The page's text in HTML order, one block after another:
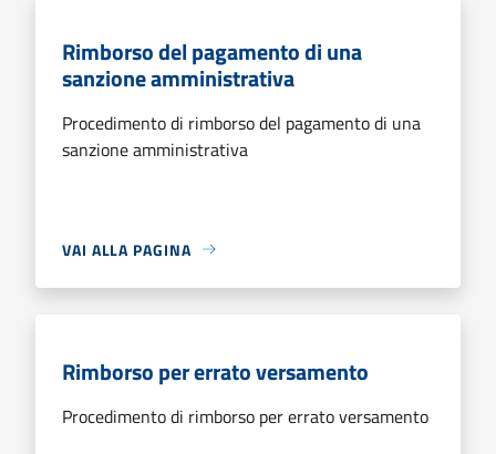
Rimborso del pagamento di una
sanzione amministrativa
Procedimento di rimborso del pagamento di una
sanzione amministrativa
VAI ALLA PAGINA
Rimborso per errato versamento
Procedimento di rimborso per errato versamento